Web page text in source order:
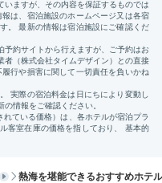
宿から徒歩約10分
熱海を堪能できるおすすめホテ